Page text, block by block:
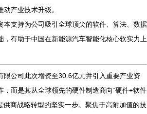
产业技术升级。
本支持为公司吸引全球顶尖的软件、算法、数据
，有助于中国在新能源汽车智能化核心软实力上
限公司此次增资至30.6亿元并引入重要产业资
，而是其从全球领先的硬件制造商向“硬件+软件
供商战略转型的坚实一步。聚焦于高附加值的技